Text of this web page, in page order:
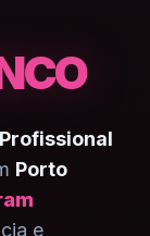
Porto
e